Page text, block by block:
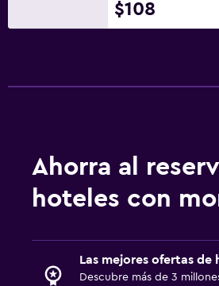
Servicios y facilidades
Check-out exprés
Estacionamiento
Terraza/patio
$108
Ahorra al
hoteles con
Las mejores ofertas de
Descubre más de 3